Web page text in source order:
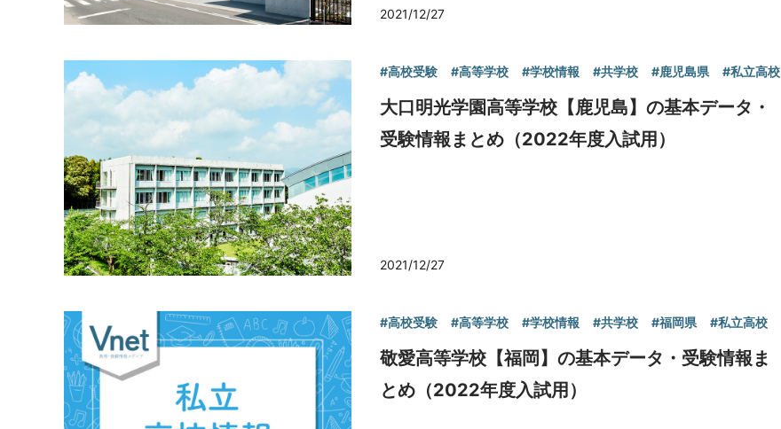
2021/12/27
#高校受験 #高等学校 #学校情報 #共学校 #鹿児島県 #私立高校
大口明光学園高等学校【鹿児島】の基本データ・
受験情報まとめ（2022年度入試用）
2021/12/27
#高校受験 #高等学校 #学校情報 #共学校 #福岡県 #私立高校
敬愛高等学校【福岡】の基本データ・受験情報ま
とめ（2022年度入試用）